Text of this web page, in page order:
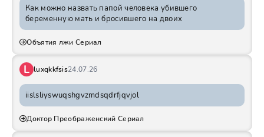
Как можно назвать папой человека убившего
беременную мать и бросившего на двоих
Объятия лжи Сериал
L luxqkkfsis24.07.26
iislsliyswuqshgvzmdsqdrfjqvjol
Доктор Преображенский Сериал